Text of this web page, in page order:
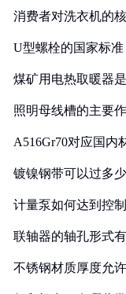
消费者对洗衣机的
U型螺栓的国家标准
煤矿用电热取暖器
照明母线槽的主要
A516Gr70对应国内
镀镍钢带可以过多
计量泵如何达到控
联轴器的轴孔形式
不锈钢材质厚度允